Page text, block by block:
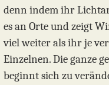
denn indem ihr
es an Orte und zeigt
viel weiter als ihr je
Einzelnen. Die ganze
beginnt sich zu